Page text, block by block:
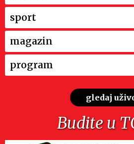
sport
magazin
program
gledaj
Budite u